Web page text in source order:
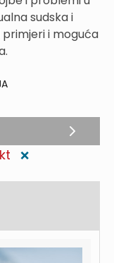
sudska i
i moguća
❌